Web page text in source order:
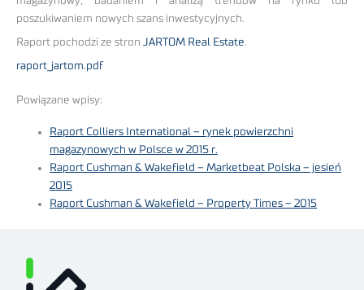
poszukiwaniem nowych szans inwestycyjnych.
Raport pochodzi ze stron JARTOM Real Estate.
raport_jartom.pdf
Powiązane wpisy:
Raport Colliers International – rynek powierzchni
magazynowych w Polsce w 2015 r.
Raport Cushman & Wakefield – Marketbeat Polska – jesień
2015
Raport Cushman & Wakefield – Property Times – 2015